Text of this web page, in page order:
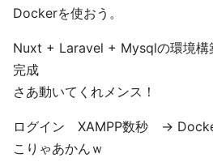
Dockerを使おう。
Nuxt + Laravel + Mysqlの環境構
完成
さあ動いてくれメンス！
ログイン XAMPP数秒 →
こりゃあかんｗ